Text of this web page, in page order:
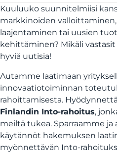
Kuuluuko suunnitelmiisi
markkinoiden
laajentaminen tai uusien
kehittäminen? Mikäli
hyviä uutisia!
Autamme laatimaan
innovaatiotoiminnan
rahoittamisesta.
Finlandin Into-rahoitus,
meiltä tukea. Sparraamme
käytännöt hakemuksen
myönnettävän Into-